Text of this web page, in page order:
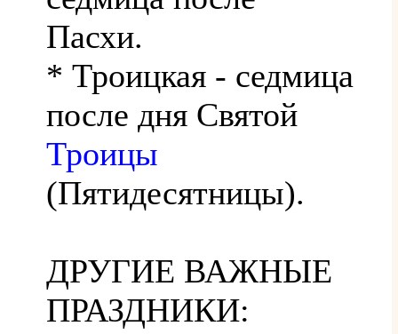
Пасхи.
* Троицкая - седмица
после дня Святой
Троицы
(Пятидесятницы).
ДРУГИЕ ВАЖНЫЕ
ПРАЗДНИКИ: